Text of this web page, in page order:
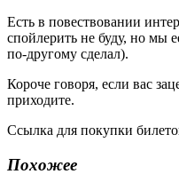
Есть в повествовании
спойлерить не буду, но мы
по-другому сделал).
Короче говоря, если вас
приходите.
Ссылка для покупки
Похожее